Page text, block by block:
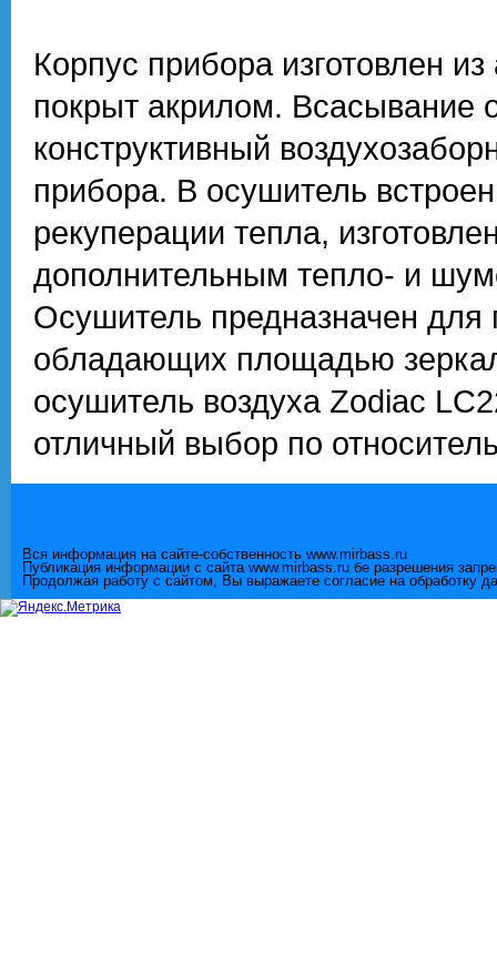
Корпус прибора изготовлен
покрыт акрилом. Всасывание
конструктивный
прибора. В осушитель
рекуперации тепла,
дополнительным тепло- и
Осушитель предназначен для
обладающих площадью
осушитель воздуха Zodiac
отличный выбор по
Вся информация на сайте-собственность www.mirbass.ru
Публикация информации с сайта www.mirbass.ru бе разрешения
Продолжая работу с сайтом, Вы выражаете согласие на обработку